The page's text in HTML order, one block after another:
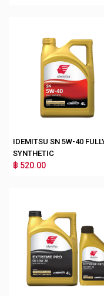
IDEMITSU SN 5W-40
SYNTHETIC
฿ 520.00